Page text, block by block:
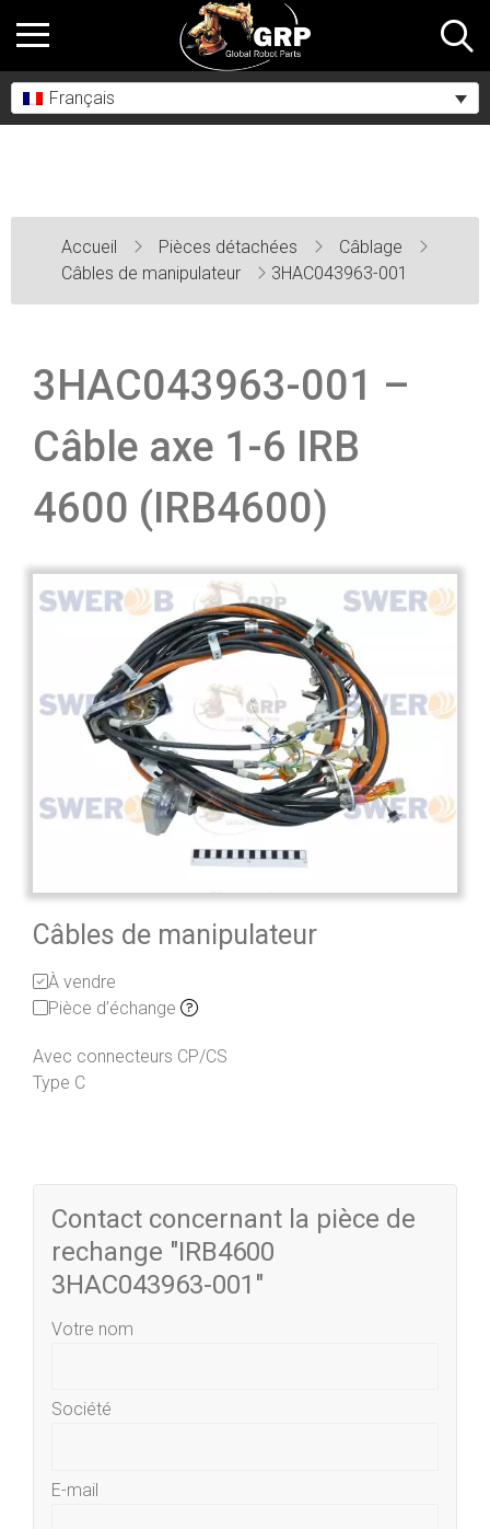
Français
Accueil Pièces détachées
Câblage
Câbles de manipulateur
3HAC043963-001
3HAC043963-001 –
Câble axe 1-6 IRB
4600 (IRB4600)
Câbles de manipulateur
À vendre
Pièce d’échange
Avec connecteurs CP/CS
Type C
Contact concernant la pièce de
rechange "IRB4600
3HAC043963-001"
Votre nom
Société
E-mail